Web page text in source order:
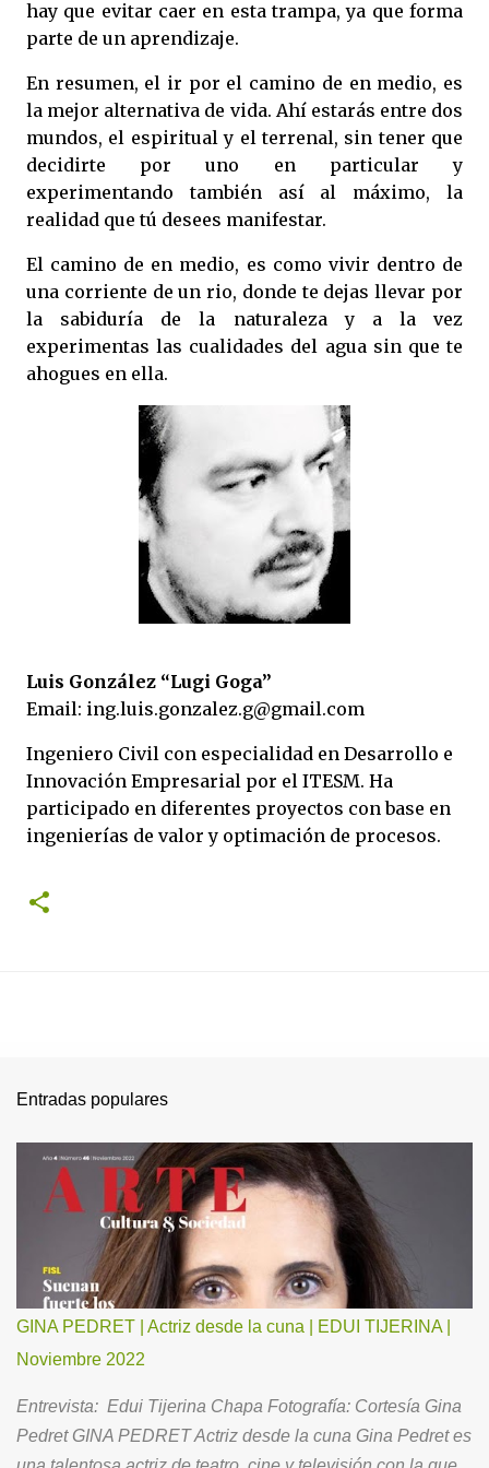
hay que evitar caer en esta trampa, ya que forma
parte de un aprendizaje.
En resumen, el ir por el camino de en medio, es
la mejor alternativa de vida. Ahí estarás entre dos
mundos, el espiritual y el terrenal, sin tener que
decidirte por uno en particular y
experimentando también así al máximo, la
realidad que tú desees manifestar.
El camino de en medio, es como vivir dentro de
una corriente de un rio, donde te dejas llevar por
la sabiduría de la naturaleza y a la vez
experimentas las cualidades del agua sin que te
ahogues en ella.
Luis González “Lugi Goga”
Email: ing.luis.gonzalez.g@gmail.com
Ingeniero Civil con especialidad en Desarrollo e
Innovación Empresarial por el ITESM. Ha
participado en diferentes proyectos con base en
ingenierías de valor y optimación de procesos.
Entradas populares
GINA PEDRET | Actriz desde la cuna | EDUI TIJERINA |
Noviembre 2022
Entrevista: Edui Tijerina Chapa Fotografía: Cortesía Gina
Pedret GINA PEDRET Actriz desde la cuna Gina Pedret es